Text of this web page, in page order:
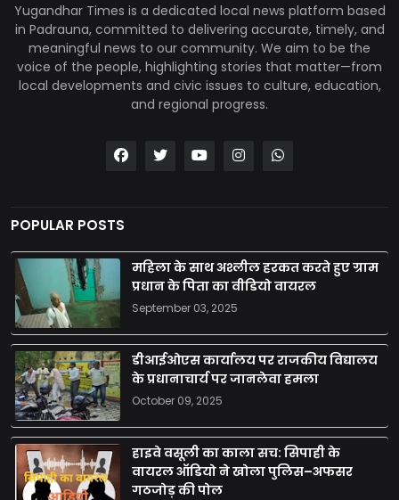
Yugandhar Times is a dedicated local news platform based
in Padrauna, committed to delivering accurate, timely, and
meaningful news to our community. We aim to be the
voice of the people, highlighting stories that matter—from
local developments and civic issues to culture, education,
and regional progress.
POPULAR POSTS
महिला के साथ अश्लील हरकत करते हुए ग्राम
प्रधान के पिता का वीडियो वायरल
September 03, 2025
डीआईओएस कार्यालय पर राजकीय विद्यालय
के प्रधानाचार्य पर जानलेवा हमला
October 09, 2025
हाइवे वसूली का काला सच: सिपाही के
वायरल ऑडियो ने खोला पुलिस–अफसर
गठजोड़ की पोल